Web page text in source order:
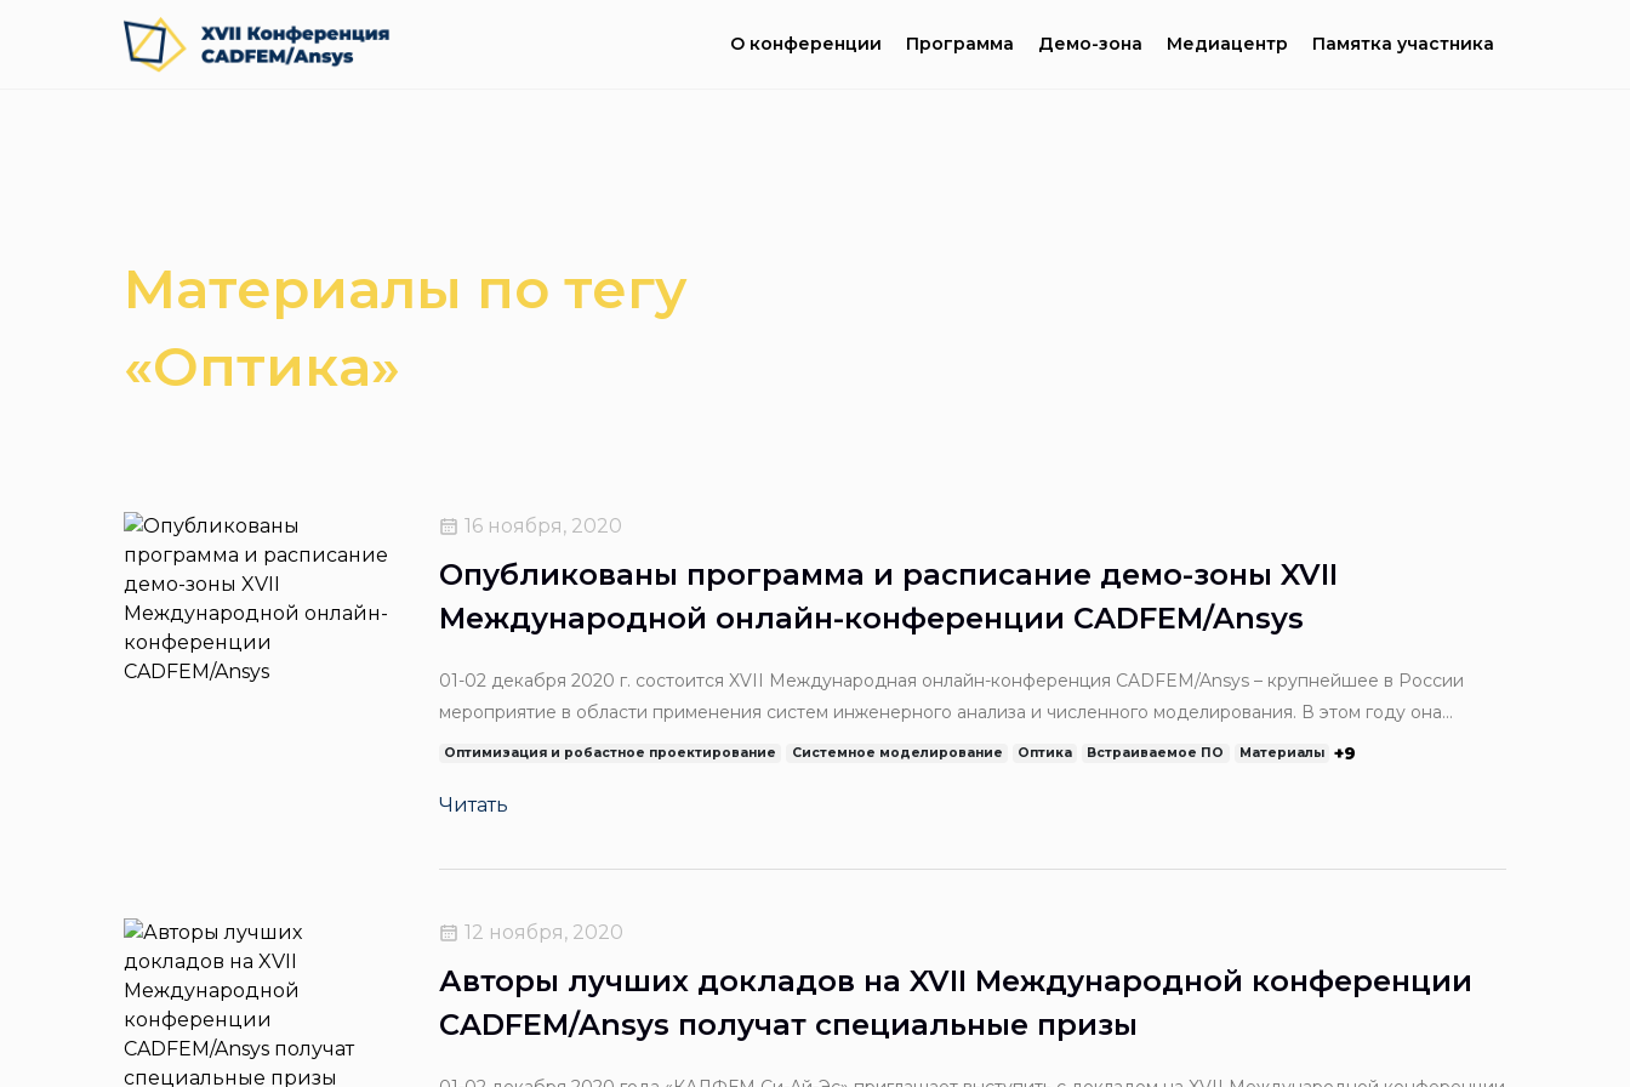
О конференции Программа Демо-зона Медиацентр Памятка участника
Материалы по тегу
«Оптика»
16 ноября, 2020
Опубликованы программа и расписание демо-зоны XVII
Международной онлайн-конференции CADFEM/Ansys
01-02 декабря 2020 г. состоится XVII Международная онлайн-конференция CADFEM/Ansys – крупнейшее в России
мероприятие в области применения систем инженерного анализа и численного моделирования. В этом году она
пройдет под девизом «В фокусе цифровой трансформации промышленности». Участники конференции получат самые
российских и международных промышленных предприятий.
Оптимизация и робастное проектирование Системное моделирование Оптика Встраиваемое ПО Материалы +9
Читать
12 ноября, 2020
Авторы лучших докладов на XVII Международной конференции
CADFEM/Ansys получат специальные призы